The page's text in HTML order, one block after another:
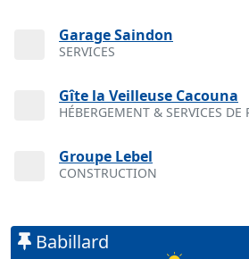
Garage Saindon
SERVICES
Gîte la Veilleuse Cacouna
HÉBERGEMENT & SERVICES DE
Groupe Lebel
CONSTRUCTION
Babillard